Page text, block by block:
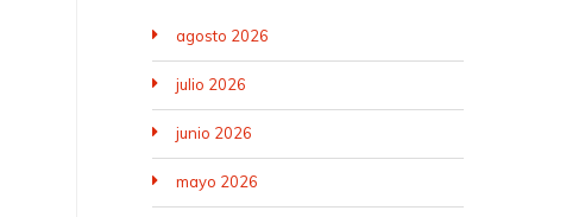
agosto 2026
julio 2026
junio 2026
mayo 2026